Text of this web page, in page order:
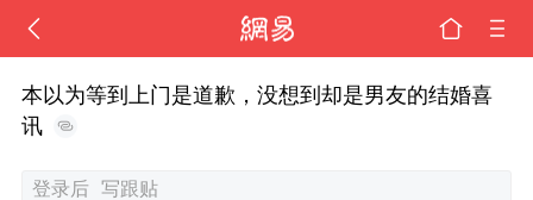
本以为等到上门是道歉，没想到却是男友的结婚喜
讯